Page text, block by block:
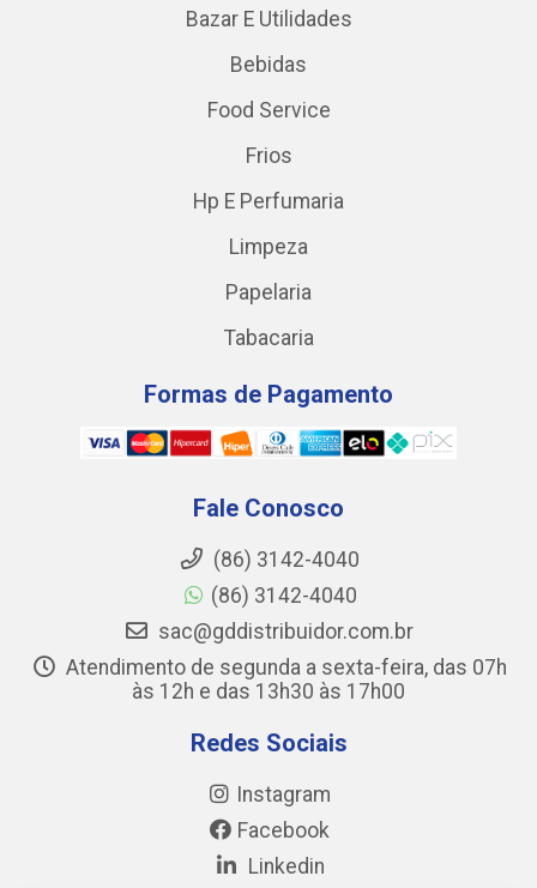
Bazar E Utilidades
Bebidas
Food Service
Frios
Hp E Perfumaria
Limpeza
Papelaria
Tabacaria
Formas de Pagamento
Fale Conosco
(86) 3142-4040
(86) 3142-4040
sac@gddistribuidor.com.br
Atendimento de segunda a sexta-feira, das 07h
às 12h e das 13h30 às 17h00
Redes Sociais
Instagram
Facebook
Linkedin